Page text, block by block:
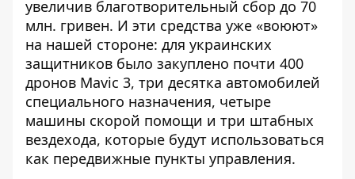
увеличив благотворительный сбор до 70
млн. гривен. И эти средства уже «воюют»
на нашей стороне: для украинских
защитников было закуплено почти 400
дронов Mavic 3, три десятка автомобилей
специального назначения, четыре
машины скорой помощи и три штабных
вездехода, которые будут использоваться
как передвижные пункты управления.